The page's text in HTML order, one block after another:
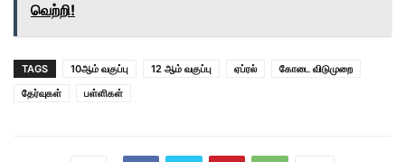
வெற்றி!
TAGS 10ஆம் வகுப்பு 12 ஆம் வகுப்பு ஏப்ரல்
கோடை விடுமுறை
தேர்வுகள்
பள்ளிகள்